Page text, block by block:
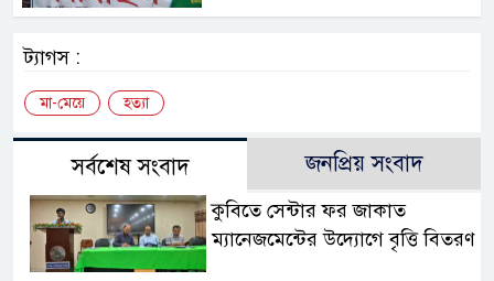
ট্যাগস :
মা-মেয়ে হত্যা
সর্বশেষ সংবাদ জনপ্রিয় সংবাদ
কুবিতে সেন্টার ফর জাকাত
ম্যানেজমেন্টের উদ্যোগে বৃত্তি বিতরণ